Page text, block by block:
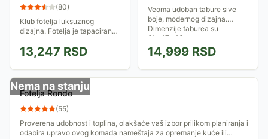
(80)
Klub fotelja luksuznog
dizajna. Fotelja je tapacirana
sa točkićima i mehanizam za
podizanje.
13,247 RSD
Veoma udoban tabure sive
boje, modernog dizajna.
Dimenzije taburea su
61x47x46cm.
14,999 RSD
Nema na stanju
Fotelja Rondo
(55)
Proverena udobnost i toplina, olakšaće vaš izbor prilikom planiranja i
odabira upravo ovog komada nameštaja za opremanje kuće ili